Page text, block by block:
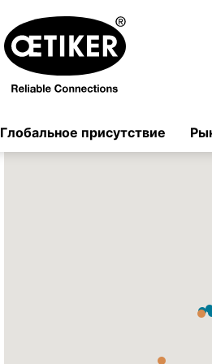
Глобальное присутствие